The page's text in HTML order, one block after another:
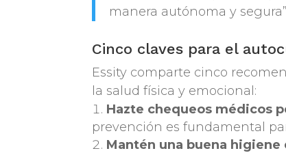
manera autónoma y
Cinco claves para el
Essity comparte cinco
la salud física y emocional:
Hazte chequeos médicos
prevención es fundamental
Mantén una buena higiene